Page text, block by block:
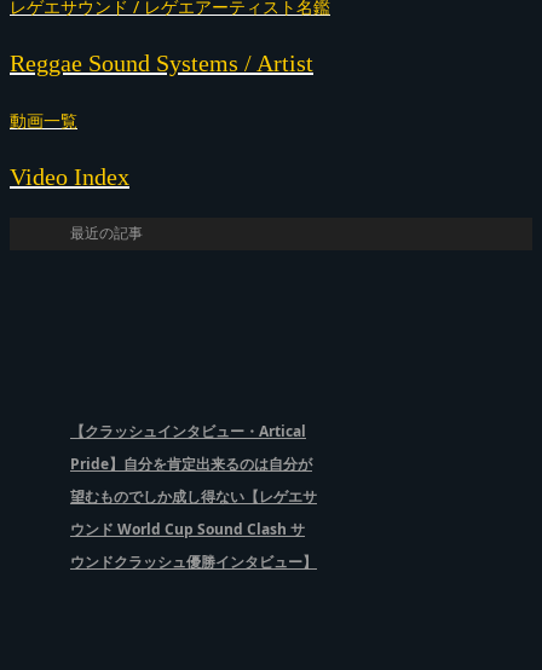
レゲエサウンド / レゲエアーティスト名鑑
Reggae Sound Systems / Artist
動画一覧
Video Index
最近の記事
【クラッシュインタビュー・Artical
Pride】自分を肯定出来るのは自分が
望むものでしか成し得ない【レゲエサ
ウンド World Cup Sound Clash サ
ウンドクラッシュ優勝インタビュー】